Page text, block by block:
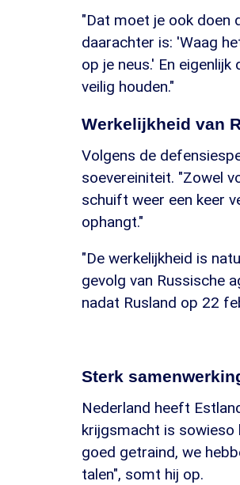
"Dat moet je ook doen
daarachter is: 'Waag
op je neus.' En
veilig houden."
Werkelijkheid van
Volgens de
soevereiniteit. "Zowel
schuift weer een keer
ophangt."
"De werkelijkheid is
gevolg van Russische
nadat Rusland op 22
Sterk
Nederland heeft
krijgsmacht is sowieso
goed getraind, we
talen", somt hij op.